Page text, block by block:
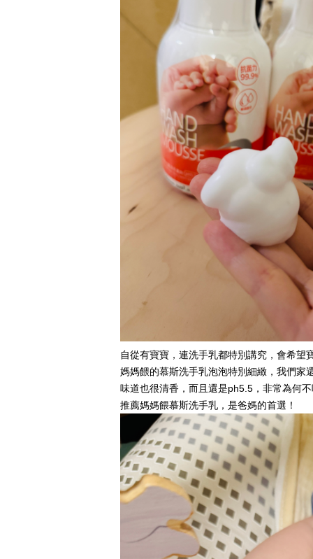
自從有寶寶，連洗手乳都特別講究，會希望
媽媽餵的慕斯洗手乳泡泡特別細緻，我們家
味道也很清香，而且還是ph5.5，非常為何
推薦媽媽餵慕斯洗手乳，是爸媽的首選！